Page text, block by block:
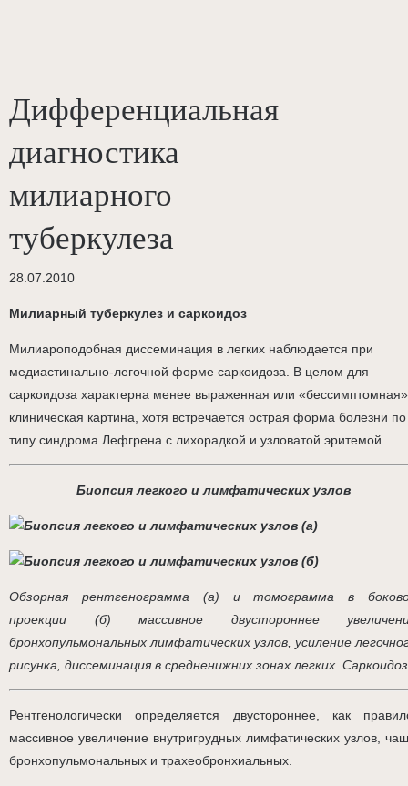
Дифференциальная
диагностика
милиарного
туберкулеза
28.07.2010
Милиарный туберкулез и саркоидоз
Милиароподобная диссеминация в легких наблюдается при
медиастинально-легочной форме саркоидоза. В целом для
саркоидоза характерна менее выраженная или «бессимптомная»
клиническая картина, хотя встречается острая форма болезни по
типу синдрома Лефгрена с лихорадкой и узловатой эритемой.
Биопсия легкого и лимфатических узлов
Обзорная рентгенограмма (а) и томограмма в
проекции (б) массивное двустороннее
бронхопульмональных лимфатических узлов, усиление
рисунка, диссеминация в средненижних зонах легких.
Рентгенологически определяется двустороннее, как
массивное увеличение внутригрудных лимфатических узлов,
бронхопульмональных и трахеобронхиальных.